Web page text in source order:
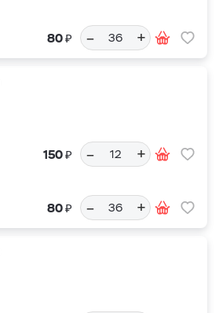
80₽ – +
150₽ – +
80₽ – +